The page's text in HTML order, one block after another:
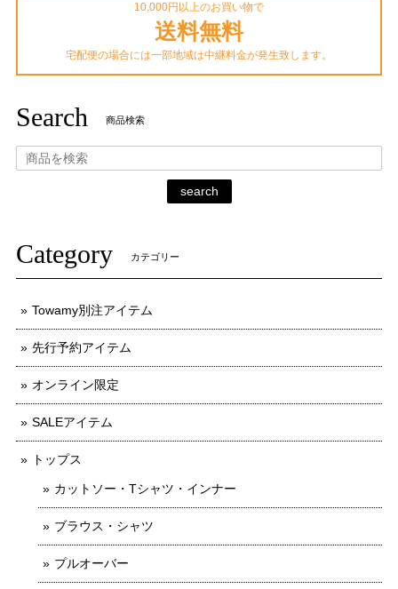
10,000円以上のお買い物で
送料無料
宅配便の場合には一部地域は中継料金が発生致します。
Search 商品検索
search
Category カテゴリー
Towamy別注アイテム
先行予約アイテム
オンライン限定
SALEアイテム
トップス
カットソー・Tシャツ・インナー
ブラウス・シャツ
プルオーバー